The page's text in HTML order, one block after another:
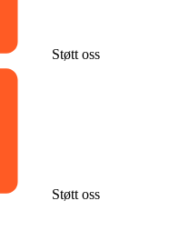
Støtt oss
Støtt oss